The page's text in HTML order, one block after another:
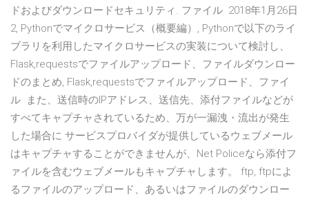
ドおよびダウンロードセキュリティ. ファイル 2018年1月26日
2, Pythonでマイクロサービス（概要編）, Pythonで以下のライ
ブラリを利用したマイクロサービスの実装について検討し、
Flask,requestsでファイルアップロード、ファイルダウンロー
ドのまとめ, Flask,requestsでファイルアップロード、ファイ
ル また、送信時のIPアドレス、送信先、添付ファイルなどが
すべてキャプチャされているため、万が一漏洩・流出が発生
した場合に サービスプロバイダが提供しているウェブメール
はキャプチャすることができませんが、Net Policeなら添付フ
ァイルを含むウェブメールもキャプチャします。 ftp, ftpによ
るファイルのアップロード、あるいはファイルのダウンロー